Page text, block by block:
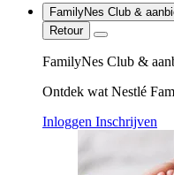
FamilyNes Club &
Retour
FamilyNes Club &
Ontdek wat Nestlé
Inloggen Inschrijven